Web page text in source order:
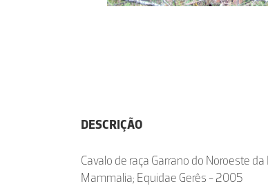
DESCRIÇÃO
Cavalo de raça Garrano do Noroeste
Mammalia; Equidae Gerês - 2005